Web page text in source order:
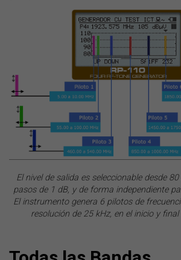
El nivel de salida es seleccionable desde
pasos de 1 dB, y de forma independiente
El instrumento genera 6 pilotos de
resolución de 25 kHz, en el inicio y